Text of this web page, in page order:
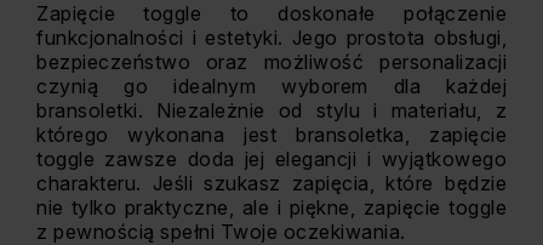
Zapięcie toggle to doskonałe połączenie
funkcjonalności i estetyki. Jego prostota obsługi,
bezpieczeństwo oraz możliwość personalizacji
czynią go idealnym wyborem dla każdej
bransoletki. Niezależnie od stylu i materiału, z
którego wykonana jest bransoletka, zapięcie
toggle zawsze doda jej elegancji i wyjątkowego
charakteru. Jeśli szukasz zapięcia, które będzie
nie tylko praktyczne, ale i piękne, zapięcie toggle
z pewnością spełni Twoje oczekiwania.